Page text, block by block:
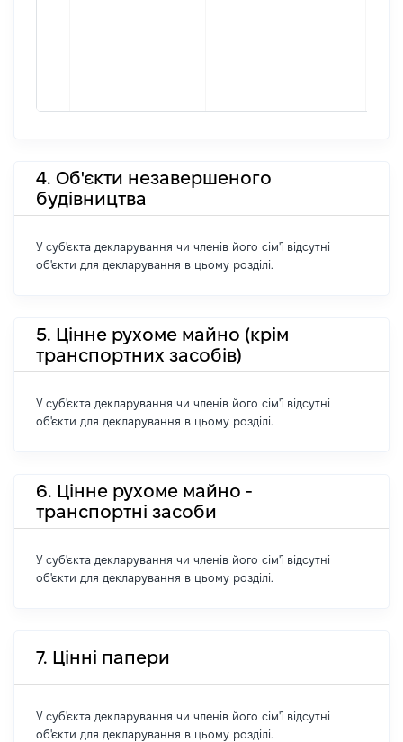
4. Об'єкти незавершеного
будівництва
У суб'єкта декларування чи членів його сім'ї відсутні
об'єкти для декларування в цьому розділі.
5. Цінне рухоме майно (крім
транспортних засобів)
У суб'єкта декларування чи членів його сім'ї відсутні
об'єкти для декларування в цьому розділі.
6. Цінне рухоме майно -
транспортні засоби
У суб'єкта декларування чи членів його сім'ї відсутні
об'єкти для декларування в цьому розділі.
7. Цінні папери
У суб'єкта декларування чи членів його сім'ї відсутні
об'єкти для декларування в цьому розділі.